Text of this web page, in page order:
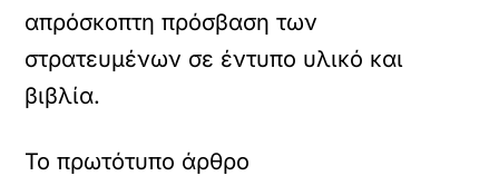
απρόσκοπτη πρόσβαση των
στρατευμένων σε έντυπο υλικό και
βιβλία.
Το πρωτότυπο άρθρο